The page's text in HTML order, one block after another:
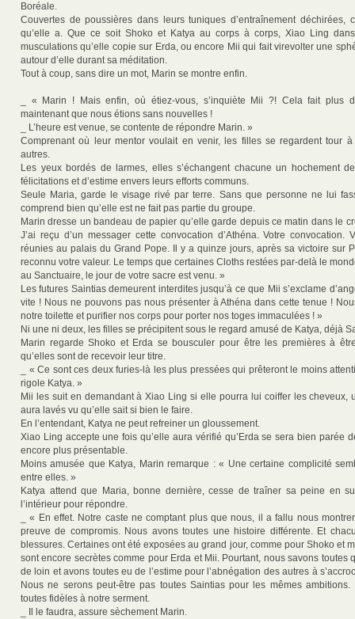
Boréale.
Couvertes de poussières dans leurs tuniques d’entraînement déchirées,
qu’elle a. Que ce soit Shoko et Katya au corps à corps, Xiao Ling
musculations qu’elle copie sur Erda, ou encore Mii qui fait virevolter une
autour d’elle durant sa méditation.
Tout à coup, sans dire un mot, Marin se montre enfin.
_ « Marin ! Mais enfin, où étiez-vous, s’inquiète Mii ?! Cela fait plus
maintenant que nous étions sans nouvelles !
_ L’heure est venue, se contente de répondre Marin. »
Comprenant où leur mentor voulait en venir, les filles se regardent tour
autres.
Les yeux bordés de larmes, elles s’échangent chacune un hochement
félicitations et d’estime envers leurs efforts communs.
Seule Maria, garde le visage rivé par terre. Sans que personne ne lui
comprend bien qu’elle est ne fait pas partie du groupe.
Marin dresse un bandeau de papier qu’elle garde depuis ce matin dans le
J’ai reçu d’un messager cette convocation d’Athéna. Votre convocation.
réunies au palais du Grand Pope. Il y a quinze jours, après sa victoire sur
reconnu votre valeur. Le temps que certaines Cloths restées par-delà le
au Sanctuaire, le jour de votre sacre est venu. »
Les futures Saintias demeurent interdites jusqu’à ce que Mii s’exclame
vite ! Nous ne pouvons pas nous présenter à Athéna dans cette tenue !
notre toilette et purifier nos corps pour porter nos toges immaculées ! »
Ni une ni deux, les filles se précipitent sous le regard amusé de Katya, déjà
Marin regarde Shoko et Erda se bousculer pour être les premières à
qu’elles sont de recevoir leur titre.
_ « Ce sont ces deux furies-là les plus pressées qui prêteront le moins
rigole Katya. »
Mii les suit en demandant à Xiao Ling si elle pourra lui coiffer les cheveux,
aura lavés vu qu’elle sait si bien le faire.
En l’entendant, Katya ne peut refreiner un gloussement.
Xiao Ling accepte une fois qu’elle aura vérifié qu’Erda se sera bien parée
encore plus présentable.
Moins amusée que Katya, Marin remarque : « Une certaine complicité
entre elles. »
Katya attend que Maria, bonne dernière, cesse de traîner sa peine en
l’intérieur pour répondre.
_ « En effet. Notre caste ne comptant plus que nous, il a fallu nous
preuve de compromis. Nous avons toutes une histoire différente. Et
blessures. Certaines ont été exposées au grand jour, comme pour Shoko et
sont encore secrètes comme pour Erda et Mii. Pourtant, nous savons toutes
de loin et avons toutes eu de l’estime pour l’abnégation des autres à
Nous ne serons peut-être pas toutes Saintias pour les mêmes ambitions.
toutes fidèles à notre serment.
_ Il le faudra, assure sèchement Marin.